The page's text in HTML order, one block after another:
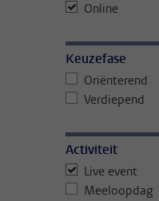
Online
Keuzefase
Oriënterend
Verdiepend
Activiteit
Live event
Meeloopdag